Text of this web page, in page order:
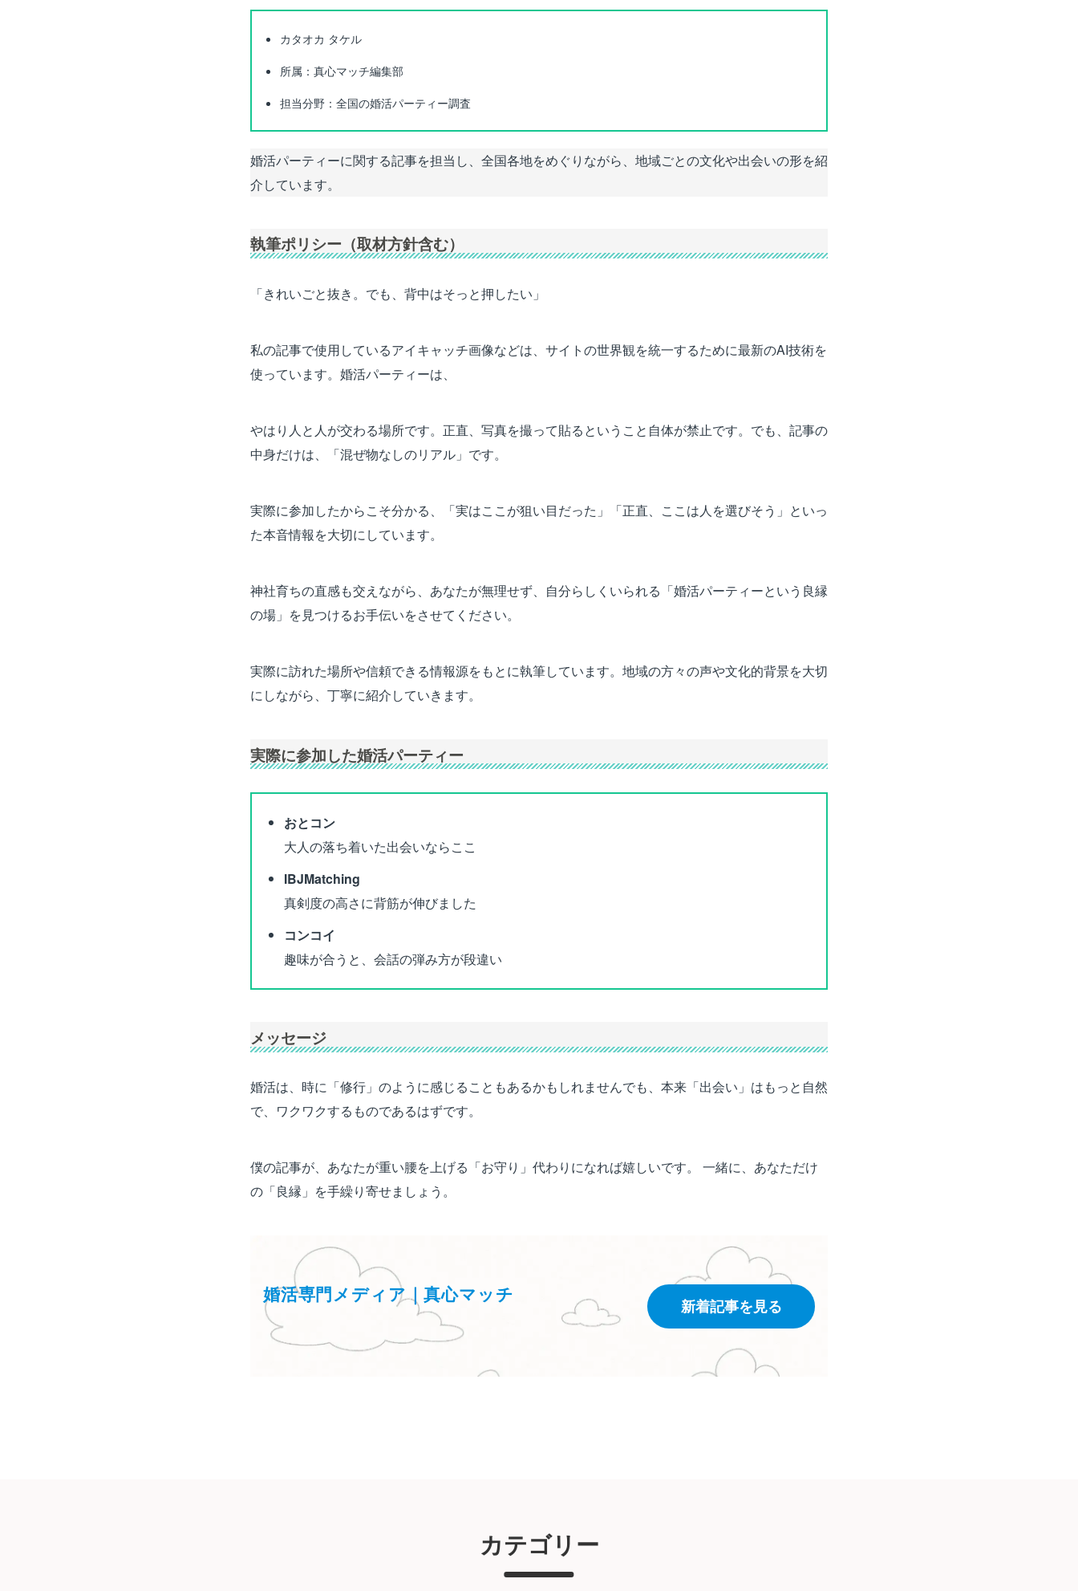
カタオカ タケル
所属：真心マッチ編集部
担当分野：全国の婚活パーティー調査
婚活パーティーに関する記事を担当し、全国各地をめぐりながら、地域ごとの文化や出会いの形を紹
介しています。
執筆ポリシー（取材方針含む）
「きれいごと抜き。でも、背中はそっと押したい」
私の記事で使用しているアイキャッチ画像などは、サイトの世界観を統一するために最新のAI技術を
使っています。婚活パーティーは、
やはり人と人が交わる場所です。正直、写真を撮って貼るということ自体が禁止です。でも、記事の
中身だけは、「混ぜ物なしのリアル」です。
実際に参加したからこそ分かる、「実はここが狙い目だった」「正直、ここは人を選びそう」といっ
た本音情報を大切にしています。
神社育ちの直感も交えながら、あなたが無理せず、自分らしくいられる「婚活パーティーという良縁
の場」を見つけるお手伝いをさせてください。
実際に訪れた場所や信頼できる情報源をもとに執筆しています。地域の方々の声や文化的背景を大切
にしながら、丁寧に紹介していきます。
実際に参加した婚活パーティー
おとコン
大人の落ち着いた出会いならここ
IBJMatching
真剣度の高さに背筋が伸びました
コンコイ
趣味が合うと、会話の弾み方が段違い
メッセージ
婚活は、時に「修行」のように感じることもあるかもしれませんでも、本来「出会い」はもっと自然
で、ワクワクするものであるはずです。
僕の記事が、あなたが重い腰を上げる「お守り」代わりになれば嬉しいです。 一緒に、あなただけ
の「良縁」を手繰り寄せましょう。
婚活専門メディア｜真心マッチ
新着記事を見る
カテゴリー